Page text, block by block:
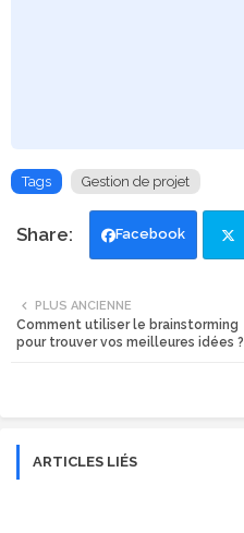
Tags Gestion de projet
Facebook
tte
PLUS ANCIENNE
Comment utiliser le brainstorming
pour trouver vos meilleures idées ?
ARTICLES LIÉS